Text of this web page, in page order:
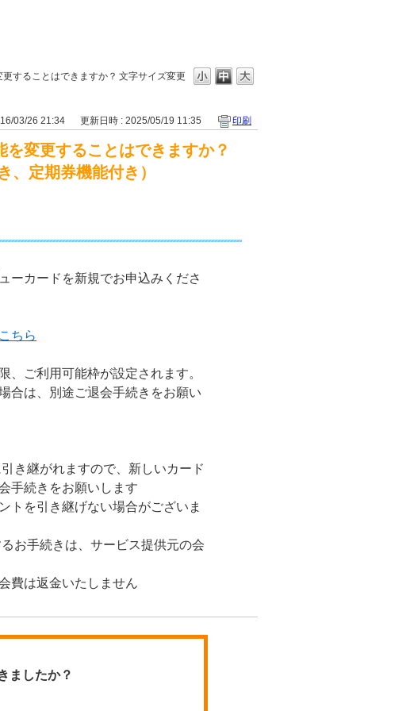
文字サイズ変更
することはできますか？
03/26 21:34 更新日時 : 2025/05/19 11:35 印刷
変更することはできますか？
、定期券機能付き）
ーカードを新規でお申込みくださ
ちら
、ご利用可能枠が設定されます。
合は、別途ご退会手続きをお願い
き継がれますので、新しいカード
手続きをお願いします
トを引き継げない場合がございま
お手続きは、サービス提供元の会
費は返金いたしません
ましたか？